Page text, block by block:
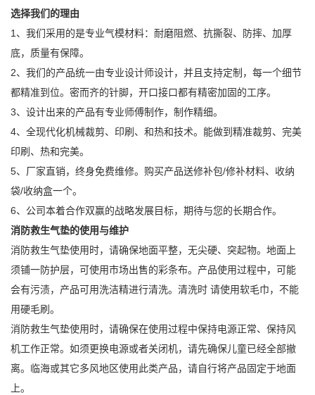
选择我们的理由
1、我们采用的是专业气模材料：耐磨阻燃、抗撕裂、防摔、加厚
底，质量有保障。
2、我们的产品统一由专业设计师设计，并且支持定制，每一个细节
都精准到位。密而齐的针脚，开口接口都有精密加固的工序。
3、设计出来的产品有专业师傅制作，制作精细。
4、全现代化机械裁剪、印刷、和热和技术。能做到精准裁剪、完美
印刷、热和完美。
5、厂家直销，终身免费维修。购买产品送修补包/修补材料、收纳
袋/收纳盒一个。
6、公司本着合作双赢的战略发展目标，期待与您的长期合作。
消防救生气垫的使用与维护
消防救生气垫使用时，请确保地面平整，无尖硬、突起物。地面上
须铺一防护层，可使用市场出售的彩条布。产品使用过程中，可能
会有污渍，产品可用洗洁精进行清洗。清洗时 请使用软毛巾，不能
用硬毛刷。
消防救生气垫使用时，请确保在使用过程中保持电源正常、保持风
机工作正常。如须更换电源或者关闭机，请先确保儿童已经全部撤
离。临海或其它多风地区使用此类产品，请自行将产品固定于地面
上。